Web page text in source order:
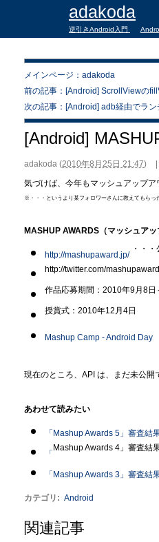
adakoda
逆引きAndroid入門
メインページ：adakoda
前の記事：[Android] ScrollViewの
次の記事：[Android] adb経由でラ
[Android]
adakoda (2010年8月25日 21:47)
気づけば、今年もマッシュアップア
※・・・というより某フォロワーさんに教えてもらっ
MASHUP AWARDS（マッシュアッ
http://mashupaward.jp/・・・
http://twitter.com/
作品応募期間：2010年9月8
授賞式：2010年12月4日
Mashup Camp - Android Day
現在のところ、API は、まだ未公
あわせて読みたい
「Mashup Awards 5」審査結
「Mashup Awards 4」審査結
「Mashup Awards 3」審査結
カテゴリ : Android
関連記事